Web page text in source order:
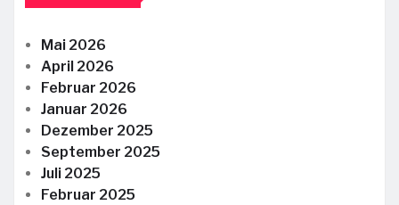
Mai 2026
April 2026
Februar 2026
Januar 2026
Dezember 2025
September 2025
Juli 2025
Februar 2025